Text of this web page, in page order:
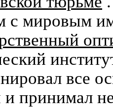
с мировым
все
и принимал